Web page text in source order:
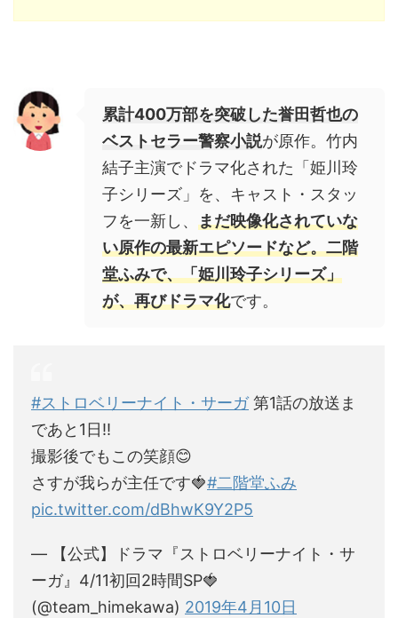
累計400万部を突破した誉田哲也の
ベストセラー警察小説が原作。竹内
結子主演でドラマ化された「姫川玲
子シリーズ」を、キャスト・スタッ
フを一新し、 まだ映像化されていな
い原作の最新エピソードなど。二階
堂ふみで、「姫川玲子シリーズ」
が、再びドラマ化です。
#ストロベリーナイト・サーガ第1話の放送ま
であと1日‼︎
撮影後でもこの笑顔😊
さすが我らが主任です🍓#二階堂ふみ
pic.twitter.com/dBhwK9Y2P5
— 【公式】ドラマ『ストロベリーナイト・サ
ーガ』4/11初回2時間SP🍓
(@team_himekawa) 2019年4月10日